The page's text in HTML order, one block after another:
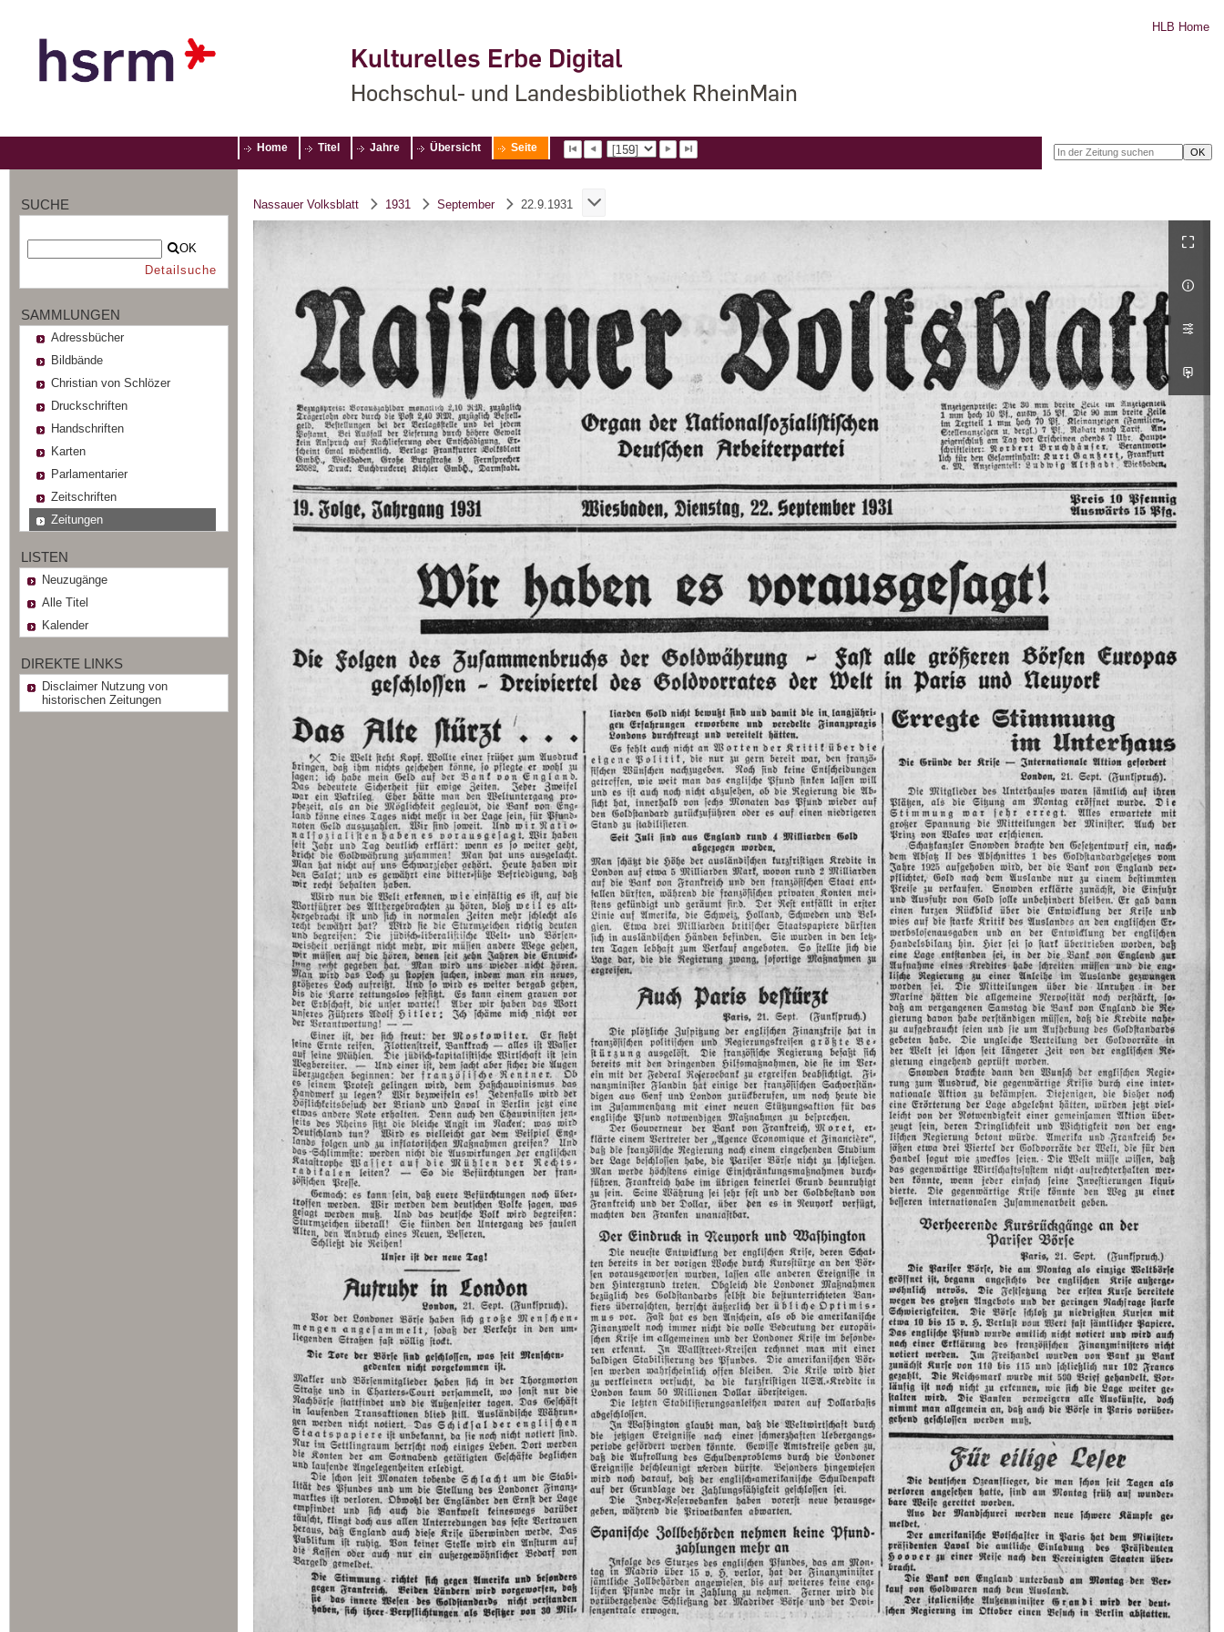
Kulturelles Erbe Digital
Hochschul- und Landesbibliothek RheinMain
HLB Home
Home Titel Jahre Übersicht Seite
SUCHE
OK
Detailsuche
SAMMLUNGEN
Adressbücher
Bildbände
Christian von Schlözer
Druckschriften
Handschriften
Karten
Parlamentarier
Zeitschriften
Zeitungen
LISTEN
Neuzugänge
Alle Titel
Kalender
DIREKTE LINKS
Disclaimer Nutzung von
historischen Zeitungen
Nassauer Volksblatt 1931 September 22.9.1931